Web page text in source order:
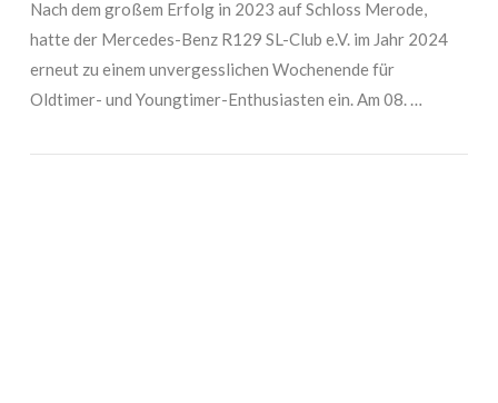
Nach dem großem Erfolg in 2023 auf Schloss Merode,
hatte der Mercedes-Benz R129 SL-Club e.V. im Jahr 2024
erneut zu einem unvergesslichen Wochenende für
Oldtimer- und Youngtimer-Enthusiasten ein. Am 08. …